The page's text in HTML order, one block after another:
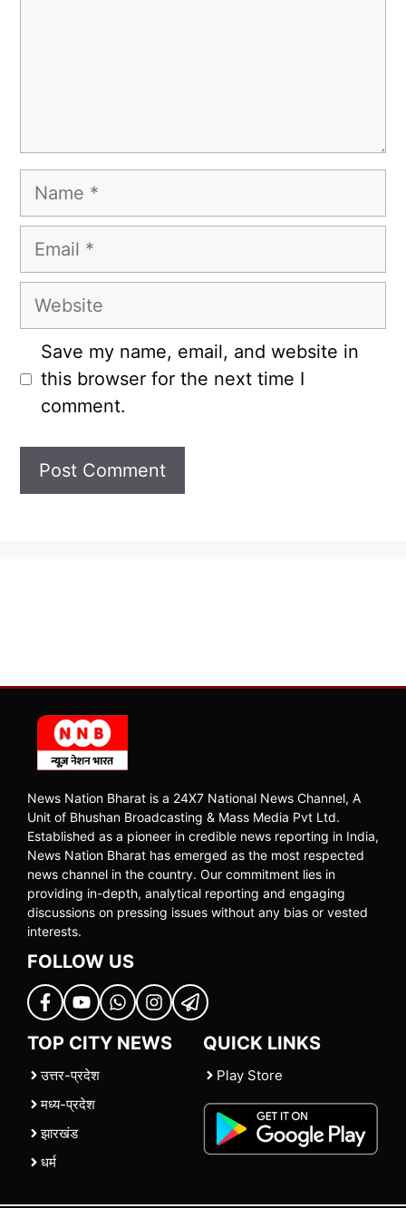
Name
Email
Website
Save my name, email, and website in
this browser for the next time I
comment.
News Nation Bharat is a 24X7 National News Channel, A
Unit of Bhushan Broadcasting & Mass Media Pvt Ltd.
Established as a pioneer in credible news reporting in India,
News Nation Bharat has emerged as the most respected
news channel in the country. Our commitment lies in
providing in-depth, analytical reporting and engaging
discussions on pressing issues without any bias or vested
interests.
FOLLOW US
TOP CITY NEWS
उत्तर-प्रदेश
मध्य-प्रदेश
झारखंड
धर्म
QUICK LINKS
Play Store